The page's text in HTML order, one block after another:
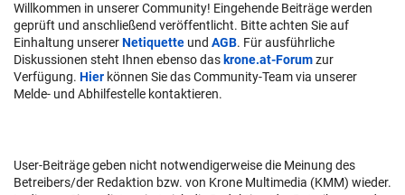
Willkommen in unserer Community! Eingehende Beiträge werden
geprüft und anschließend veröffentlicht. Bitte achten Sie auf
Einhaltung unsererNetiquette und AGB. Für ausführliche
Diskussionen steht Ihnen ebenso das krone.at-Forumzur
Verfügung. Hier können Sie das Community-Team via unserer
Melde- und Abhilfestelle kontaktieren.
User-Beiträge geben nicht notwendigerweise die Meinung des
Betreibers/der Redaktion bzw. von Krone Multimedia (KMM) wieder.